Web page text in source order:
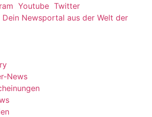
Youtube Twitter
News